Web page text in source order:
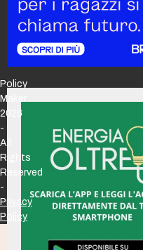
Policy
Maker
2026
-
All
Rights
Reserved
-
Privacy
Policy